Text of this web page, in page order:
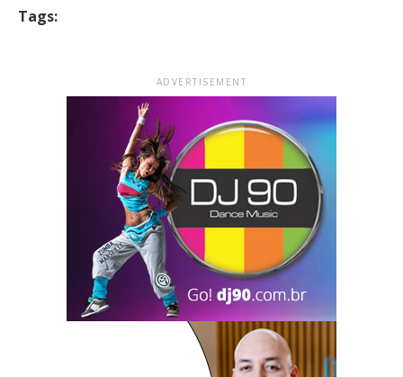
Tags:
ADVERTISEMENT